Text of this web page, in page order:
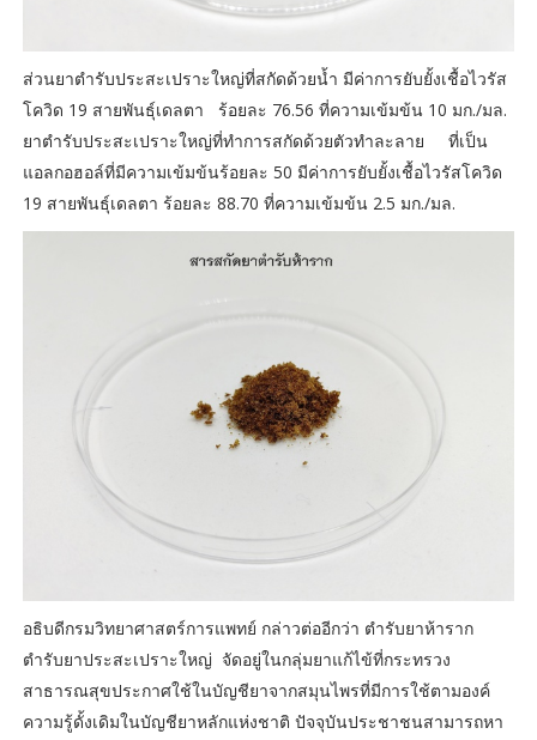
ส่วนยาตำรับประสะเปราะใหญ่ที่สกัดด้วยน้ำ มีค่าการยับยั้งเชื้อไวรัส
โควิด 19 สายพันธุ์เดลตา ร้อยละ 76.56 ที่ความเข้มข้น 10 มก./มล.
ยาตำรับประสะเปราะใหญ่ที่ทำการสกัดด้วยตัวทำละลาย ที่เป็น
แอลกอฮอล์ที่มีความเข้มข้นร้อยละ 50 มีค่าการยับยั้งเชื้อไวรัสโควิด
19 สายพันธุ์เดลตา ร้อยละ 88.70 ที่ความเข้มข้น 2.5 มก./มล.
อธิบดีกรมวิทยาศาสตร์การแพทย์ กล่าวต่ออีกว่า ตำรับยาห้าราก
ตำรับยาประสะเปราะใหญ่ จัดอยู่ในกลุ่มยาแก้ไข้ที่กระทรวง
สาธารณสุขประกาศใช้ในบัญชียาจากสมุนไพรที่มีการใช้ตามองค์
ความรู้ดั้งเดิมในบัญชียาหลักแห่งชาติ ปัจจุบันประชาชนสามารถหา